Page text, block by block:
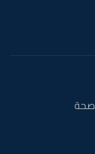
صحة